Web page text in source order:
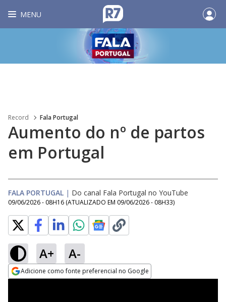
MENU
Record Fala Portugal
Aumento do nº de partos
em Portugal
FALA PORTUGAL | Do canal Fala Portugal no YouTube
09/06/2026 - 08H16 (ATUALIZADO EM 09/06/2026 - 08H33)
A+ A-
Adicione como fonte preferencial no Google